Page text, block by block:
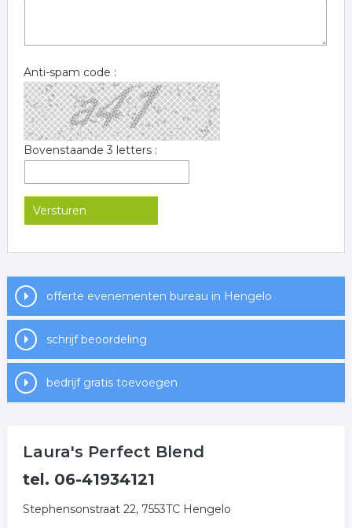
Anti-spam code :
Bovenstaande 3 letters :
offerte evenementen bureau in Hengelo
schrijf beoordeling
bedrijf gratis toevoegen
Laura's Perfect Blend
tel. 06-41934121
Stephensonstraat 22, 7553TC Hengelo